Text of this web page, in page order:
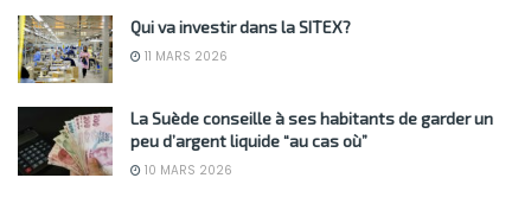
Qui va investir dans la SITEX?
11 MARS 2026
La Suède conseille à ses habitants de garder un
peu d’argent liquide “au cas où”
10 MARS 2026